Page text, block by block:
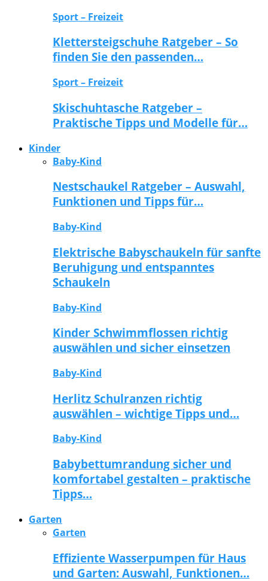
Sport – Freizeit
Klettersteigschuhe Ratgeber – So
finden Sie den passenden…
Sport – Freizeit
Skischuhtasche Ratgeber –
Praktische Tipps und Modelle für…
Kinder
Baby-Kind
Nestschaukel Ratgeber – Auswahl,
Funktionen und Tipps für…
Baby-Kind
Elektrische Babyschaukeln für sanfte
Beruhigung und entspanntes
Schaukeln
Baby-Kind
Kinder Schwimmflossen richtig
auswählen und sicher einsetzen
Baby-Kind
Herlitz Schulranzen richtig
auswählen – wichtige Tipps und…
Baby-Kind
Babybettumrandung sicher und
komfortabel gestalten – praktische
Tipps…
Garten
Garten
Effiziente Wasserpumpen für Haus
und Garten: Auswahl, Funktionen…